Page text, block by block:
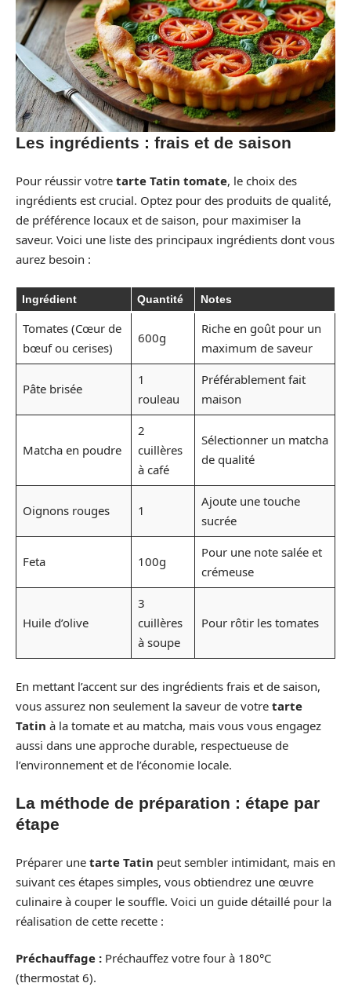
Les ingrédients : frais et de saison
Pour réussir votre tarte Tatin tomate, le choix des
ingrédients est crucial. Optez pour des produits de qualité,
de préférence locaux et de saison, pour maximiser la
saveur. Voici une liste des principaux ingrédients dont vous
aurez besoin :
Ingrédient Quantité Notes
Tomates (Cœur de
bœuf ou cerises)
600g
Riche en goût pour un
maximum de saveur
Pâte brisée
1
rouleau
Préférablement fait
maison
Matcha en poudre
2
cuillères
à café
Sélectionner un matcha
de qualité
Oignons rouges 1
Ajoute une touche
sucrée
Feta 100g
Pour une note salée et
crémeuse
Huile d’olive
3
cuillères
à soupe
Pour rôtir les tomates
En mettant l’accent sur des ingrédients frais et de saison,
vous assurez non seulement la saveur de votre tarte
Tatin à la tomate et au matcha, mais vous vous engagez
aussi dans une approche durable, respectueuse de
l’environnement et de l’économie locale.
La méthode de préparation : étape par
étape
Préparer une tarte Tatin peut sembler intimidant, mais en
suivant ces étapes simples, vous obtiendrez une œuvre
culinaire à couper le souffle. Voici un guide détaillé pour la
réalisation de cette recette :
Préchauffage : Préchauffez votre four à 180°C
(thermostat 6).